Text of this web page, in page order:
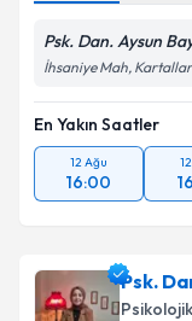
Psk. Dan. Aysun
İhsaniye Mah,
En Yakın Saatler
12 Ağu
16:00
Psk.